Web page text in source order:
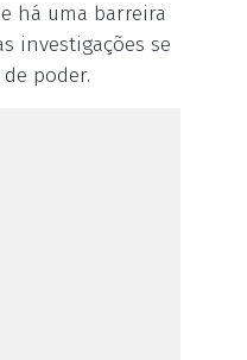
há uma barreira
investigações se
poder.